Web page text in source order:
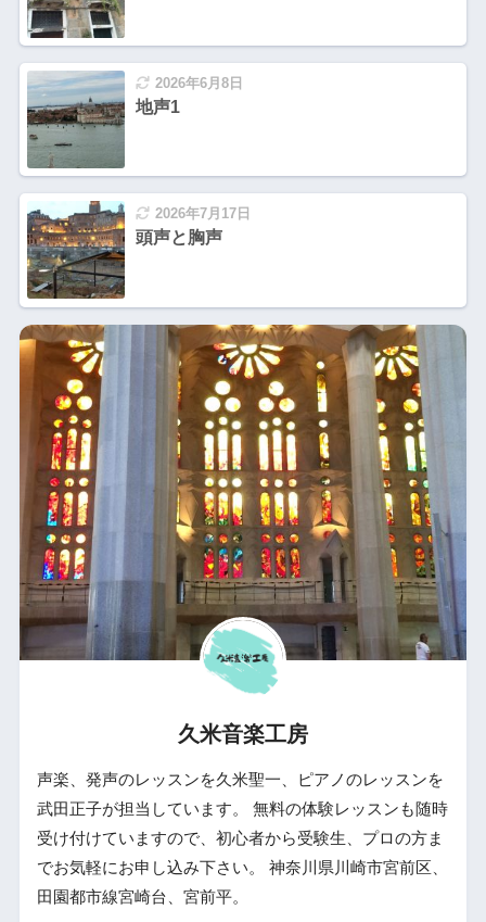
2026年6月8日
地声1
2026年7月17日
頭声と胸声
久米音楽工房
声楽、発声のレッスンを久米聖一、ピアノのレッスンを
武田正子が担当しています。 無料の体験レッスンも随時
受け付けていますので、初心者から受験生、プロの方ま
でお気軽にお申し込み下さい。 神奈川県川崎市宮前区、
田園都市線宮崎台、宮前平。